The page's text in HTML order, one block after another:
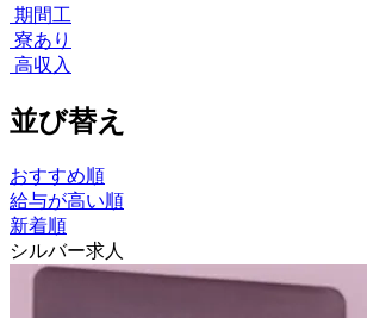
期間工
寮あり
高収入
並び替え
おすすめ順
給与が高い順
新着順
シルバー求人